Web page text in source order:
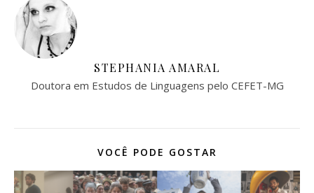
STEPHANIA AMARAL
Doutora em Estudos de Linguagens pelo CEFET-MG
VOCÊ PODE GOSTAR